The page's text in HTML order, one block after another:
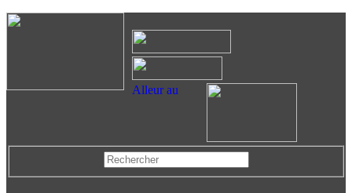
Alleur au